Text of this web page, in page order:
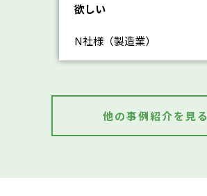
欲しい
N社様（製造業）
他の事例紹介を見る